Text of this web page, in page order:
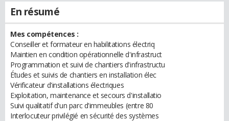
En résumé
Mes compétences :
Conseiller et formateur en habilitations électriq
Maintien en condition opérationnelle d'infrastruct
Programmation et suivi de chantiers d'infrastructu
Études et suivis de chantiers en installation élec
Vérificateur d'installations électriques
Exploitation, maintenance et secours d'installatio
Suivi qualitatif d'un parc d'immeubles (entre 80
Interlocuteur privilégié en sécurité des systèmes